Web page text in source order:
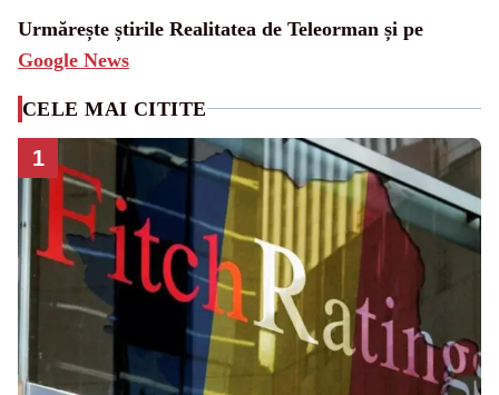
Urmărește știrile Realitatea de Teleorman și pe
Google News
CELE MAI CITITE
1